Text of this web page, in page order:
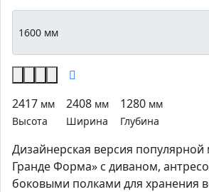
2417 мм
Высота
2408 мм
Ширина
1280 мм
Глубина
Дизайнерская версия популярной
Гранде Форма» с диваном,
боковыми полками для хранения